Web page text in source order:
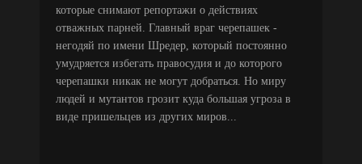
которые снимают репортажи о действиях
отважных парней. Главный враг черепашек -
негодяй по имени Шредер, который постоянно
умудряется избегать правосудия и до которого
черепашки никак не могут добраться. Но миру
людей и мутантов грозит куда большая угроза в
виде пришельцев из других миров...